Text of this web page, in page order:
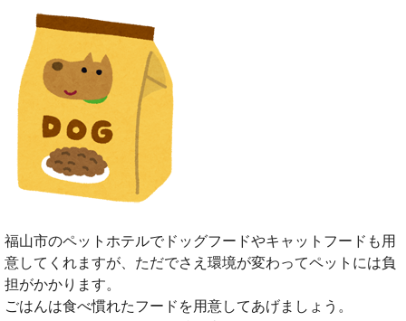
福山市のペットホテルでドッグフードやキャットフードも用
意してくれますが、ただでさえ環境が変わってペットには負
担がかかります。
ごはんは食べ慣れたフードを用意してあげましょう。